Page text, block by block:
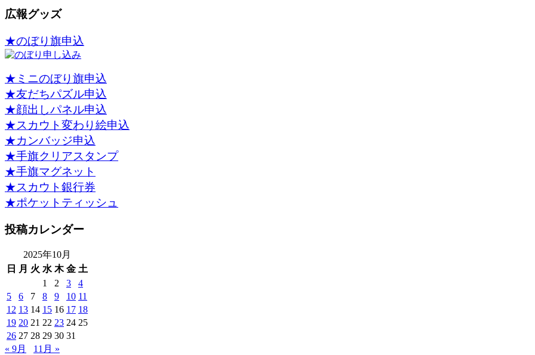
広報グッズ
★のぼり旗申込
★ミニのぼり旗申込
★友だちパズル申込
★顔出しパネル申込
★スカウト変わり絵申込
★カンバッジ申込
★手旗クリアスタンプ
★手旗マグネット
★スカウト銀行券
★ポケットティッシュ
投稿カレンダー
2025年10月
日
月 火 水 木 金 土
1
2 3
4
5
6 7 8 9 10 11
12 13 14 15 16 17 18
19 20 21 22 23 24 25
26 27 28 29 30 31
« 9月
11月 »